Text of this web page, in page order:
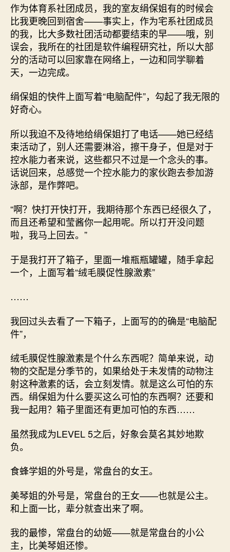
作为体育系社团成员，我的室友绢保姐有的时候会
比我更晚回到宿舍——事实上，作为宅系社团成员
的我，比大多数社团活动都要结束的早——哦，别
误会，我所在的社团是软件编程研究社，所以大部
分的活动可以回家靠在网络上，一边和同学聊着
天，一边完成。
绢保姐的快件上面写着“电脑配件”，勾起了我无限的
好奇心。
所以我迫不及待地给绢保姐打了电话——她已经结
束活动了，别人还需要淋浴，擦干身子，但是对于
控水能力者来说，这些都只不过是一个念头的事。
话说回来，总感觉一个控水能力的家伙跑去参加游
泳部，是作弊吧。
“啊？快打开快打开，我期待那个东西已经很久了，
而且还希望和莹酱你一起用呢。所以打开没问题
啦，我马上回去。”
于是我打开了箱子，里面一堆瓶瓶罐罐，随手拿起
一个，上面写着“绒毛膜促性腺激素”
……
我回过头去看了一下箱子，上面写的的确是“电脑配
件”，
绒毛膜促性腺激素是个什么东西呢？简单来说，动
物的交配是分季节的，如果给处于未发情的动物注
射这种激素的话，会立刻发情。就是这么可怕的东
西。绢保姐为什么要买这么可怕的东西啊？还要和
我一起用？箱子里面还有更加可怕的东西……
虽然我成为LEVEL 5之后，好象会莫名其妙地欺
负。
食蜂学姐的外号是，常盘台的女王。
美琴姐的外号是，常盘台的王女——也就是公主。
和上面一比，辈分就查出来了啊。
我的最惨，常盘台的幼姬——就是常盘台的小公
主，比美琴姐还惨。